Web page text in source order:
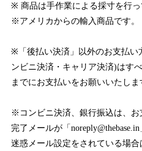
※ 商品は手作業による採寸を行っ
※アメリカからの輸入商品です。
※「後払い決済」以外のお支払い
ンビニ決済・キャリア決済)はす
までにお支払いをお願いいたしま
※コンビニ決済、銀行振込は、
完了メールが「noreply@thebase.in
迷惑メール設定をされている場